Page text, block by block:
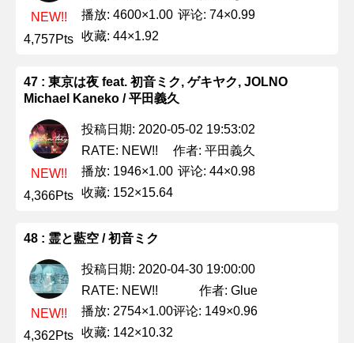
NEW!!
4,757Pts
播放: 4600×1.00 评论: 74×0.99
收藏: 44×1.92
47 : 東京は夜 feat. 初音ミク, ゲキヤク, JOLNO
Michael Kaneko / 平田義久
NEW!!
4,366Pts
投稿日期: 2020-05-02 19:53:02
RATE: NEW!!
作者: 平田義久
播放: 1946×1.00 评论: 44×0.98
收藏: 152×15.64
48 : 霊と藍空 / 初音ミク
NEW!!
4,362Pts
投稿日期: 2020-04-30 19:00:00
RATE: NEW!!
作者: Glue
播放: 2754×1.00评论: 149×0.96
收藏: 142×10.32